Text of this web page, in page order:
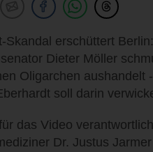
Skandal erschüttert
Dieter Möller
Oligarchen aushandelt
soll darin
das Video
Dr. Justus